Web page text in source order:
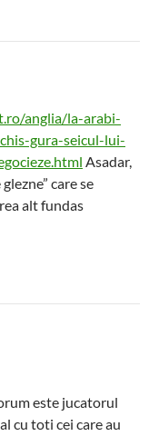
anglia/la-arabi-
gura-seicul-lui-
Asadar,
care se
alt fundas
este jucatorul
cu toti cei care au